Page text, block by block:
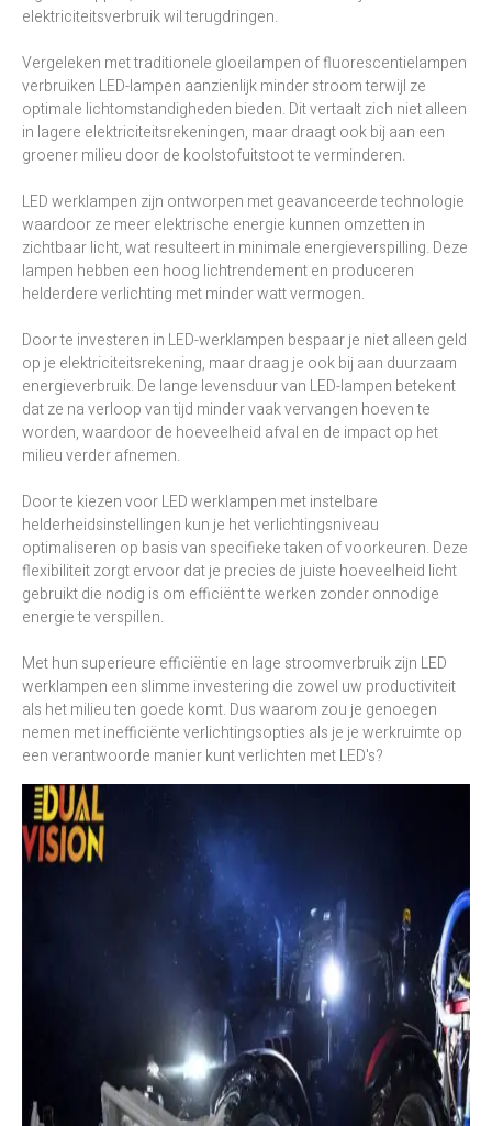
elektriciteitsverbruik wil terugdringen.
Vergeleken met traditionele gloeilampen of fluorescentielampen
verbruiken LED-lampen aanzienlijk minder stroom terwijl ze
optimale lichtomstandigheden bieden. Dit vertaalt zich niet alleen
in lagere elektriciteitsrekeningen, maar draagt ook bij aan een
groener milieu door de koolstofuitstoot te verminderen.
LED werklampen zijn ontworpen met geavanceerde technologie
waardoor ze meer elektrische energie kunnen omzetten in
zichtbaar licht, wat resulteert in minimale energieverspilling. Deze
lampen hebben een hoog lichtrendement en produceren
helderdere verlichting met minder watt vermogen.
Door te investeren in LED-werklampen bespaar je niet alleen geld
op je elektriciteitsrekening, maar draag je ook bij aan duurzaam
energieverbruik. De lange levensduur van LED-lampen betekent
dat ze na verloop van tijd minder vaak vervangen hoeven te
worden, waardoor de hoeveelheid afval en de impact op het
milieu verder afnemen.
Door te kiezen voor LED werklampen met instelbare
helderheidsinstellingen kun je het verlichtingsniveau
optimaliseren op basis van specifieke taken of voorkeuren. Deze
flexibiliteit zorgt ervoor dat je precies de juiste hoeveelheid licht
gebruikt die nodig is om efficiënt te werken zonder onnodige
energie te verspillen.
Met hun superieure efficiëntie en lage stroomverbruik zijn LED
werklampen een slimme investering die zowel uw productiviteit
als het milieu ten goede komt. Dus waarom zou je genoegen
nemen met inefficiënte verlichtingsopties als je je werkruimte op
een verantwoorde manier kunt verlichten met LED's?